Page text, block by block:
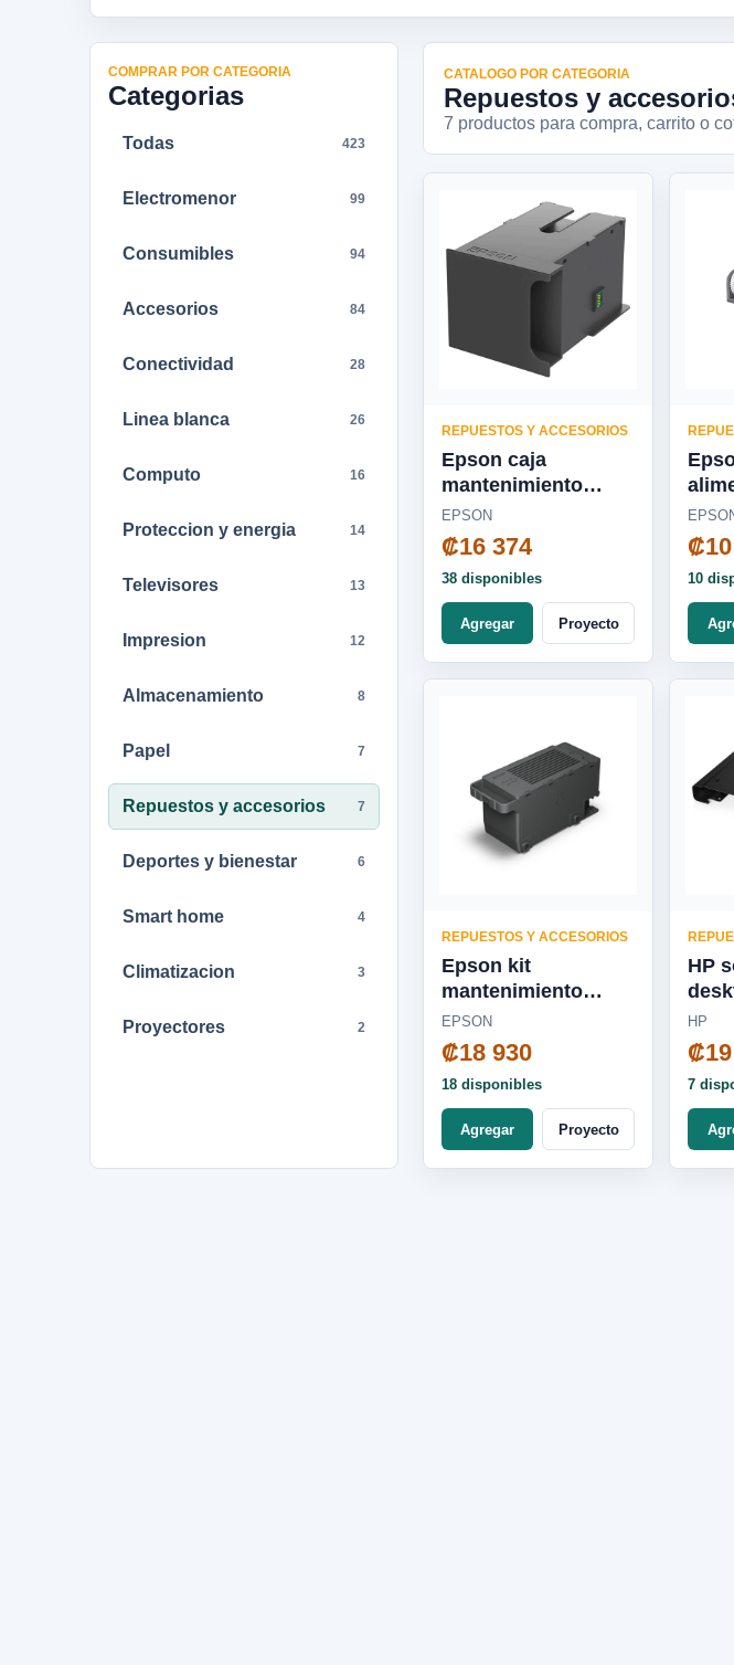
COMPRAR POR CATEGORIA
Categorias
Todas 423
Electromenor 99
Consumibles 94
Accesorios 84
Conectividad 28
Linea blanca 26
Computo 16
Proteccion y energia 14
Televisores 13
Impresion 12
Almacenamiento 8
Papel 7
Repuestos y accesorios 7
Deportes y bienestar 6
Smart home 4
Climatizacion 3
Proyectores 2
CATALOGO POR CATEGORIA
Repuestos y
7 productos para compra, carrito o
REPUESTOS Y ACCESORIOS
Epson caja
mantenimiento
T671200 para wf-
6590/8590
EPSON
₡16 374
38 disponibles
Agregar Proyecto
y
10
REPUESTOS Y ACCESORIOS
Epson kit
mantenimiento
L15150 /L15160
C12C934591
EPSON
₡18 930
18 disponibles
Agregar Proyecto
HP
HP
7